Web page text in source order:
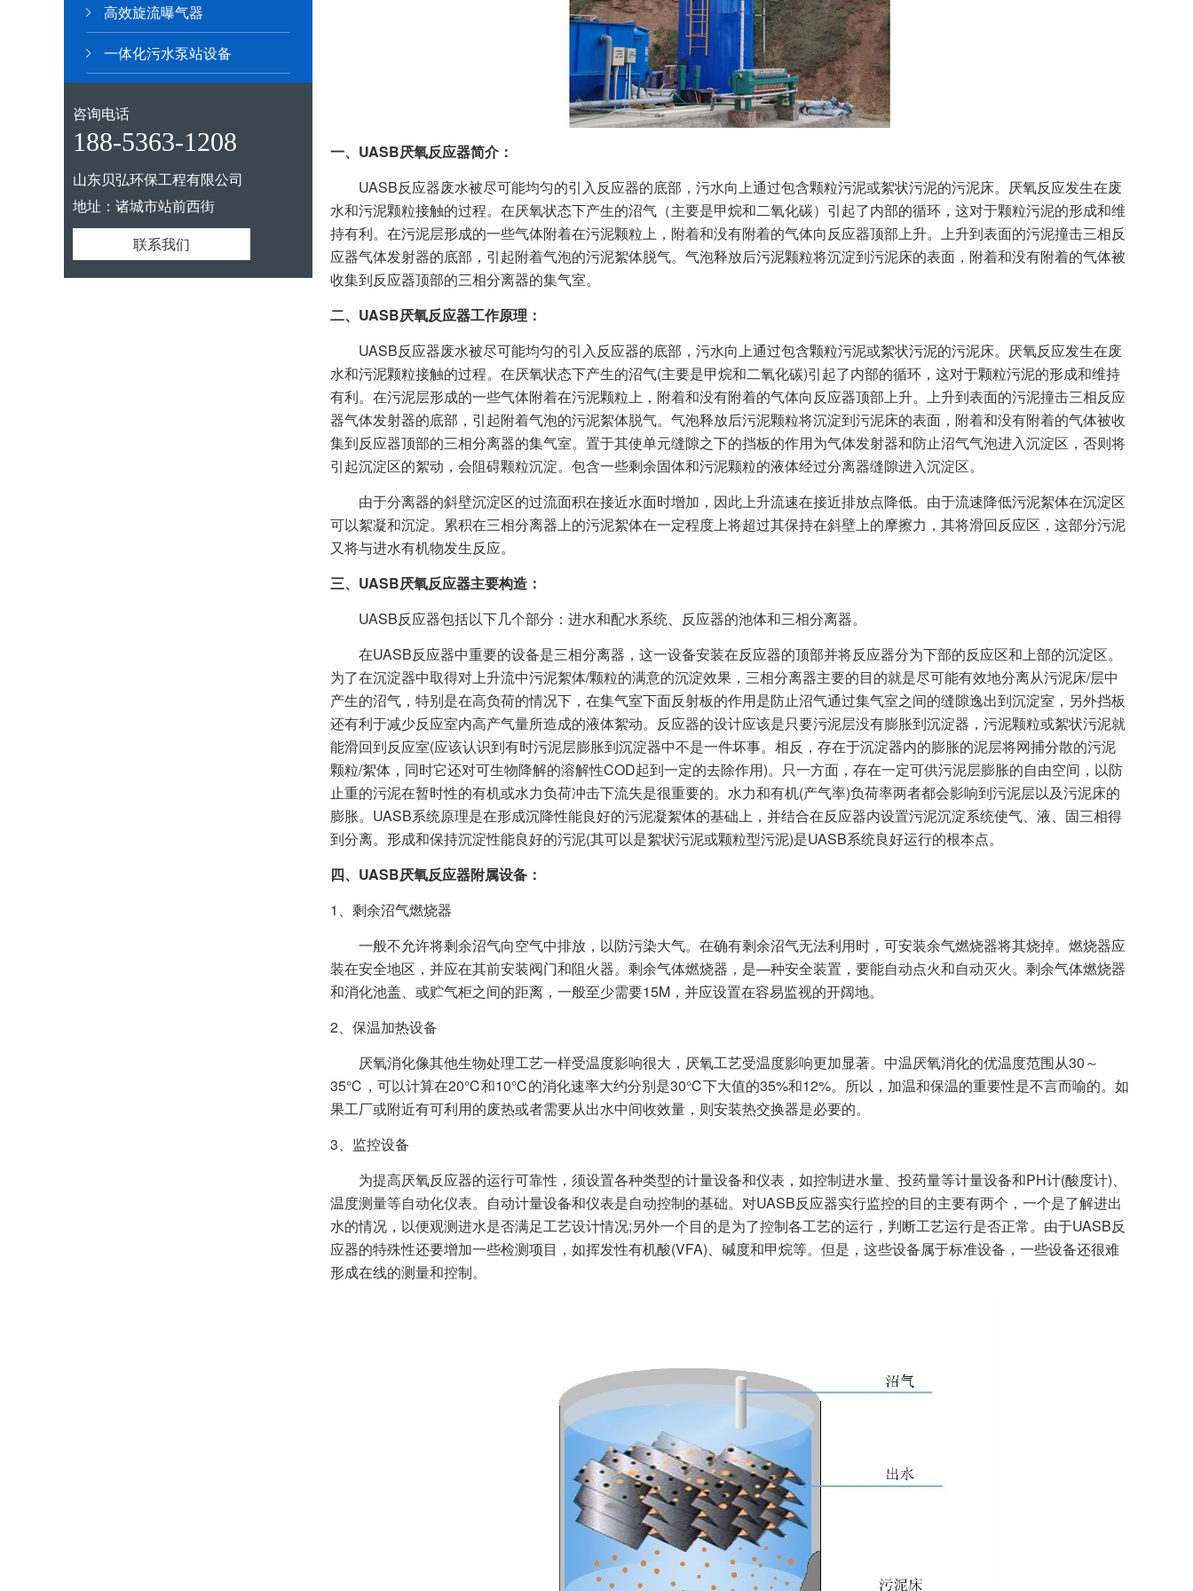
高效旋流曝气器
一体化污水泵站设备
咨询电话
188-5363-1208
山东贝弘环保工程有限公司
地址：诸城市站前西街
联系我们
一、UASB厌氧反应器简介：
UASB反应器废水被尽可能均匀的引入反应器的底部，污水向上通过包含颗粒污泥或絮状污泥的污泥床。厌氧反应发生在废
水和污泥颗粒接触的过程。在厌氧状态下产生的沼气（主要是甲烷和二氧化碳）引起了内部的循环，这对于颗粒污泥的形成和维
持有利。在污泥层形成的一些气体附着在污泥颗粒上，附着和没有附着的气体向反应器顶部上升。上升到表面的污泥撞击三相反
应器气体发射器的底部，引起附着气泡的污泥絮体脱气。气泡释放后污泥颗粒将沉淀到污泥床的表面，附着和没有附着的气体被
收集到反应器顶部的三相分离器的集气室。
二、UASB厌氧反应器工作原理：
UASB反应器废水被尽可能均匀的引入反应器的底部，污水向上通过包含颗粒污泥或絮状污泥的污泥床。厌氧反应发生在废
水和污泥颗粒接触的过程。在厌氧状态下产生的沼气(主要是甲烷和二氧化碳)引起了内部的循环，这对于颗粒污泥的形成和维持
有利。在污泥层形成的一些气体附着在污泥颗粒上，附着和没有附着的气体向反应器顶部上升。上升到表面的污泥撞击三相反应
器气体发射器的底部，引起附着气泡的污泥絮体脱气。气泡释放后污泥颗粒将沉淀到污泥床的表面，附着和没有附着的气体被收
集到反应器顶部的三相分离器的集气室。置于其使单元缝隙之下的挡板的作用为气体发射器和防止沼气气泡进入沉淀区，否则将
引起沉淀区的絮动，会阻碍颗粒沉淀。包含一些剩余固体和污泥颗粒的液体经过分离器缝隙进入沉淀区。
由于分离器的斜壁沉淀区的过流面积在接近水面时增加，因此上升流速在接近排放点降低。由于流速降低污泥絮体在沉淀区
可以絮凝和沉淀。累积在三相分离器上的污泥絮体在一定程度上将超过其保持在斜壁上的摩擦力，其将滑回反应区，这部分污泥
又将与进水有机物发生反应。
三、UASB厌氧反应器主要构造：
UASB反应器包括以下几个部分：进水和配水系统、反应器的池体和三相分离器。
在UASB反应器中重要的设备是三相分离器，这一设备安装在反应器的顶部并将反应器分为下部的反应区和上部的沉淀区。
为了在沉淀器中取得对上升流中污泥絮体/颗粒的满意的沉淀效果，三相分离器主要的目的就是尽可能有效地分离从污泥床/层中
产生的沼气，特别是在高负荷的情况下，在集气室下面反射板的作用是防止沼气通过集气室之间的缝隙逸出到沉淀室，另外挡板
还有利于减少反应室内高产气量所造成的液体絮动。反应器的设计应该是只要污泥层没有膨胀到沉淀器，污泥颗粒或絮状污泥就
能滑回到反应室(应该认识到有时污泥层膨胀到沉淀器中不是一件坏事。相反，存在于沉淀器内的膨胀的泥层将网捕分散的污泥
颗粒/絮体，同时它还对可生物降解的溶解性COD起到一定的去除作用)。只一方面，存在一定可供污泥层膨胀的自由空间，以防
止重的污泥在暂时性的有机或水力负荷冲击下流失是很重要的。水力和有机(产气率)负荷率两者都会影响到污泥层以及污泥床的
膨胀。UASB系统原理是在形成沉降性能良好的污泥凝絮体的基础上，并结合在反应器内设置污泥沉淀系统使气、液、固三相得
到分离。形成和保持沉淀性能良好的污泥(其可以是絮状污泥或颗粒型污泥)是UASB系统良好运行的根本点。
四、UASB厌氧反应器附属设备：
1、剩余沼气燃烧器
一般不允许将剩余沼气向空气中排放，以防污染大气。在确有剩余沼气无法利用时，可安装余气燃烧器将其烧掉。燃烧器应
装在安全地区，并应在其前安装阀门和阻火器。剩余气体燃烧器，是—种安全装置，要能自动点火和自动灭火。剩余气体燃烧器
和消化池盖、或贮气柜之间的距离，一般至少需要15M，并应设置在容易监视的开阔地。
2、保温加热设备
厌氧消化像其他生物处理工艺一样受温度影响很大，厌氧工艺受温度影响更加显著。中温厌氧消化的优温度范围从30～
35℃，可以计算在20℃和10℃的消化速率大约分别是30℃下大值的35%和12%。所以，加温和保温的重要性是不言而喻的。如
果工厂或附近有可利用的废热或者需要从出水中间收效量，则安装热交换器是必要的。
3、监控设备
为提高厌氧反应器的运行可靠性，须设置各种类型的计量设备和仪表，如控制进水量、投药量等计量设备和PH计(酸度计)、
温度测量等自动化仪表。自动计量设备和仪表是自动控制的基础。对UASB反应器实行监控的目的主要有两个，一个是了解进出
水的情况，以便观测进水是否满足工艺设计情况;另外一个目的是为了控制各工艺的运行，判断工艺运行是否正常。由于UASB反
应器的特殊性还要增加一些检测项目，如挥发性有机酸(VFA)、碱度和甲烷等。但是，这些设备属于标准设备，一些设备还很难
形成在线的测量和控制。